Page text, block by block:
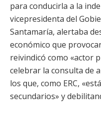
para conducirla a la
vicepresidenta del
Santamaría, alertaba
económico que
reivindicó como «actor
celebrar la consulta de
los que, como ERC,
secundarios» y